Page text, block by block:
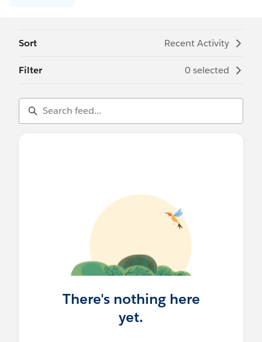
Sort Recent Activity
Filter 0 selected
There's nothing here
yet.